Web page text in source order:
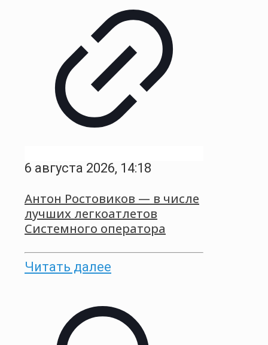
6 августа 2026, 14:18
Антон Ростовиков — в числе
лучших легкоатлетов
Системного оператора
Читать далее